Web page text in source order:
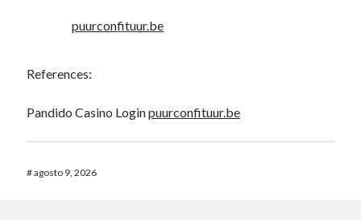
puurconfituur.be
References:
Pandido Casino Loginpuurconfituur.be
#agosto 9, 2026